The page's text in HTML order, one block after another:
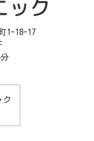
1-18-17
ク